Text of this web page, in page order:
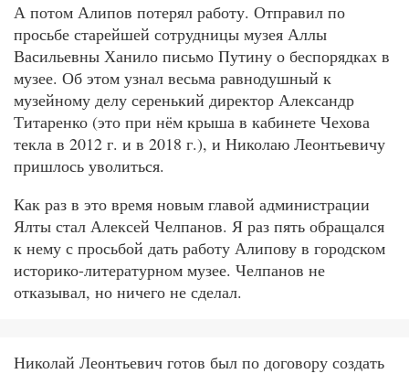
А потом Алипов потерял работу. Отправил по
просьбе старейшей сотрудницы музея Аллы
Васильевны Ханило письмо Путину о беспорядках в
музее. Об этом узнал весьма равнодушный к
музейному делу серенький директор Александр
Титаренко (это при нём крыша в кабинете Чехова
текла в 2012 г. и в 2018 г.), и Николаю Леонтьевичу
пришлось уволиться.
Как раз в это время новым главой администрации
Ялты стал Алексей Челпанов. Я раз пять обращался
к нему с просьбой дать работу Алипову в городском
историко-литературном музее. Челпанов не
отказывал, но ничего не сделал.
Николай Леонтьевич готов был по договору создать